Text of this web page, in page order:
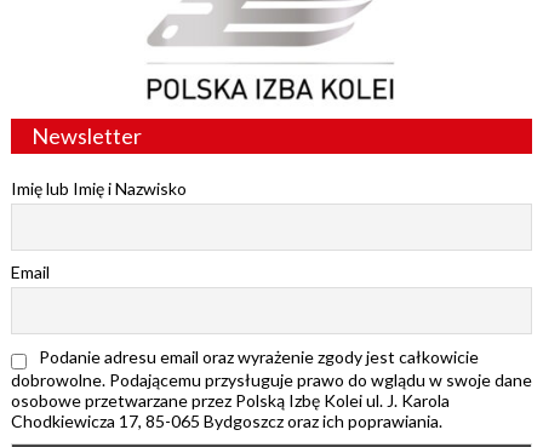
Newsletter
Imię lub Imię i Nazwisko
Email
Podanie adresu email oraz wyrażenie zgody jest całkowicie
dobrowolne. Podającemu przysługuje prawo do wglądu w swoje dane
osobowe przetwarzane przez Polską Izbę Kolei ul. J. Karola
Chodkiewicza 17, 85-065 Bydgoszcz oraz ich poprawiania.